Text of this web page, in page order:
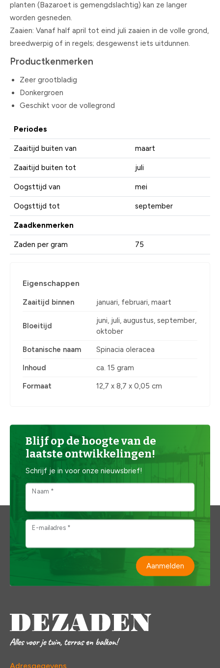
planten (Bazaroet is gemengdslachtig) kan ze langer
worden gesneden.
Zaaien: Vanaf half april tot eind juli zaaien in de volle grond,
breedwerpig of in regels; desgewenst iets uitdunnen.
Productkenmerken
Zeer grootbladig
Donkergroen
Geschikt voor de vollegrond
Periodes
Zaaitijd buiten van maart
Zaaitijd buiten tot juli
Oogsttijd van mei
Oogsttijd tot september
Zaadkenmerken
Zaden per gram 75
Eigenschappen
Zaaitijd binnen januari, februari, maart
Bloeitijd
juni, juli, augustus, september,
oktober
Botanische naam Spinacia oleracea
Inhoud ca. 15 gram
Formaat 12,7 x 8,7 x 0,05 cm
Blijf op de hoogte van de
laatste ontwikkelingen!
Schrijf je in voor onze nieuwsbrief!
Naam *
E-mailadres *
Aanmelden
Adresgegevens